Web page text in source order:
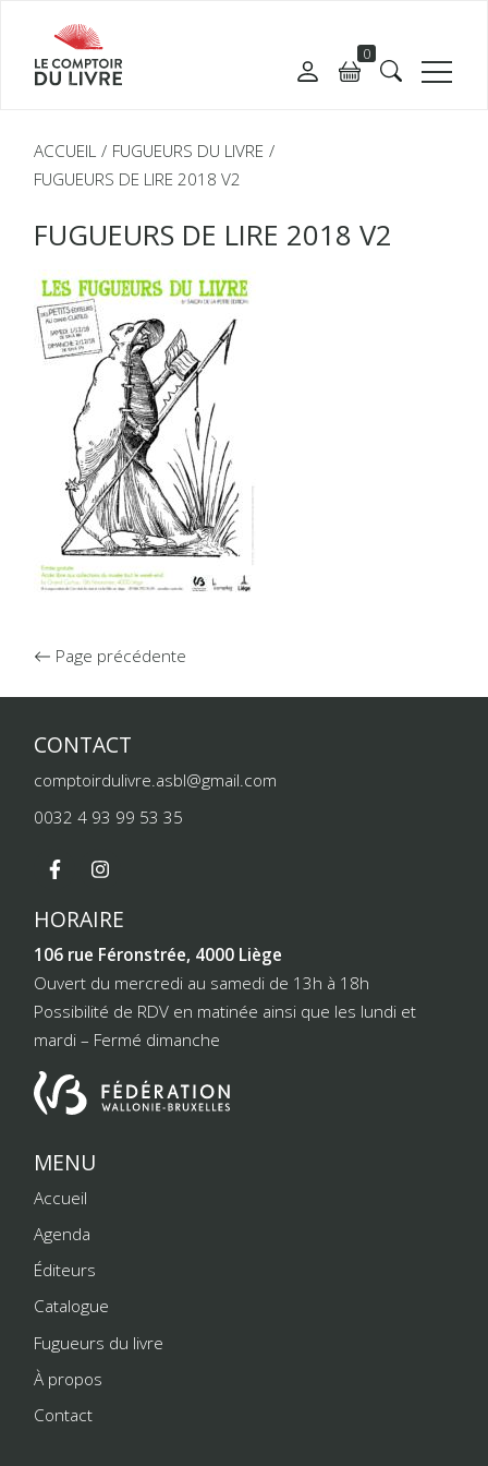
0
ACCUEIL
FUGUEURS DU LIVRE
FUGUEURS DE LIRE 2018 V2
FUGUEURS DE LIRE 2018 V2
Page précédente
CONTACT
comptoirdulivre.asbl@gmail.com
0032 4 93 99 53 35
HORAIRE
106 rue Féronstrée, 4000 Liège
Ouvert du mercredi au samedi de 13h à 18h
Possibilité de RDV en matinée ainsi que les lundi et
mardi – Fermé dimanche
MENU
Accueil
Agenda
Éditeurs
Catalogue
Fugueurs du livre
À propos
Contact